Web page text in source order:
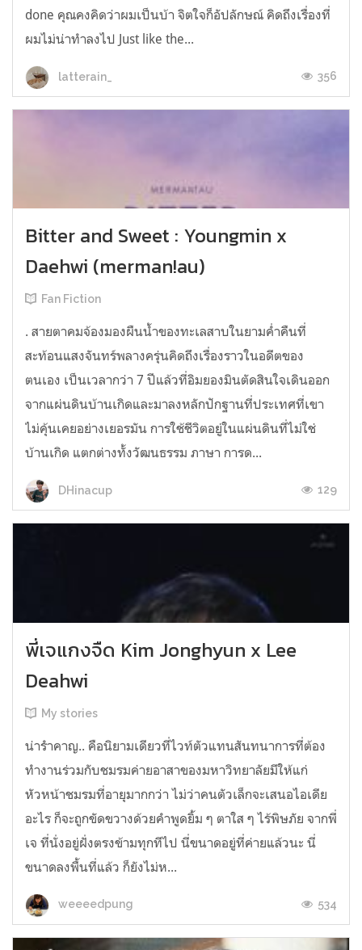
done คุณคงคิดว่าผมเป็นบ้า จิตใจก็อัปลักษณ์ คิดถึงเรื่องที่
ผมไม่น่าทำลงไป Just like the...
latterain_ 356
Bitter and Sweet : Youngmin x
Daehwi (merman!au)
Fan Fiction
. สายตาคมจ้องมองผืนน้ำของทะเลสาบในยามค่ำคืนที่
สะท้อนแสงจันทร์พลางครุ่นคิดถึงเรื่องราวในอดีตของ
ตนเอง เป็นเวลากว่า 7 ปีแล้วที่อิมยองมินตัดสินใจเดินออก
จากแผ่นดินบ้านเกิดและมาลงหลักปักฐานที่ประเทศที่เขา
ไม่คุ้นเคยอย่างเยอรมัน การใช้ชีวิตอยู่ในแผ่นดินที่ไม่ใช่
บ้านเกิด แตกต่างทั้งวัฒนธรรม ภาษา การด...
DHinacup 129
พี่เจแกงจืด Kim Jonghyun x Lee
Deahwi
My stories
น่ารำคาญ.. คือนิยามเดียวที่ไวท์ตัวแทนสันทนาการที่ต้อง
ทำงานร่วมกับชมรมค่ายอาสาของมหาวิทยาลัยมีให้แก่
หัวหน้าชมรมที่อายุมากกว่า ไม่ว่าคนตัวเล็กจะเสนอไอเดีย
อะไร ก็จะถูกขัดขวางด้วยคำพูดยิ้ม ๆ ตาใส ๆ ไร้พิษภัย จากพี่
เจ ที่นั่งอยู่ฝั่งตรงข้ามทุกทีไป นี่ขนาดอยู่ที่ค่ายแล้วนะ นี่
ขนาดลงพื้นที่แล้ว ก็ยังไม่ห...
weeeedpung 534